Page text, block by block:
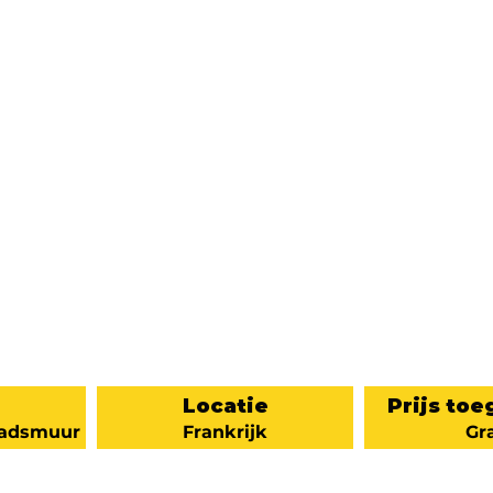
Locatie
Frankrijk
Prijs